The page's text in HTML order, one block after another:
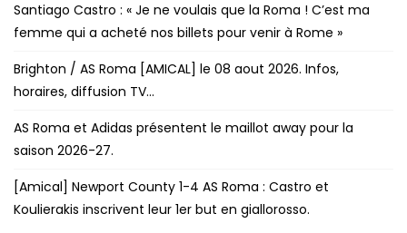
Santiago Castro : « Je ne voulais que la Roma ! C’est ma
femme qui a acheté nos billets pour venir à Rome »
Brighton / AS Roma [AMICAL] le 08 aout 2026. Infos,
horaires, diffusion TV…
AS Roma et Adidas présentent le maillot away pour la
saison 2026-27.
[Amical] Newport County 1-4 AS Roma : Castro et
Koulierakis inscrivent leur 1er but en giallorosso.